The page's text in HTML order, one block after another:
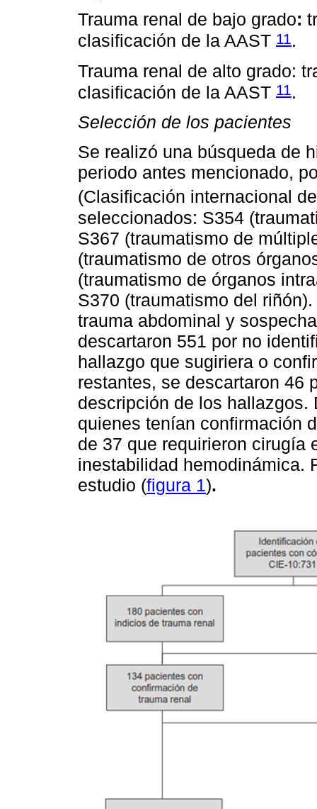
Trauma renal de bajo grado:
clasificación de la AAST 11 .
Trauma renal de alto grado:
clasificación de la AAST 11.
Selección de los pacientes
Se realizó una búsqueda de
periodo antes mencionado,
(Clasificación internacional
seleccionados: S354
S367 (traumatismo de
(traumatismo de otros
(traumatismo de órganos
S370 (traumatismo del
trauma abdominal y
descartaron 551 por no
hallazgo que sugiriera o
restantes, se descartaron 46
descripción de los
quienes tenían confirmación
de 37 que requirieron cirugía
inestabilidad hemodinámica.
estudio (figura 1).